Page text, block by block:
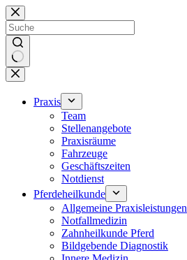
Zum
Inhalt
springen
Keine
Ergebnisse
Praxis
Team
Stellenangebote
Praxisräume
Fahrzeuge
Geschäftszeiten
Notdienst
Pferdeheilkunde
Allgemeine Praxisleistungen
Notfallmedizin
Zahnheilkunde Pferd
Bildgebende Diagnostik